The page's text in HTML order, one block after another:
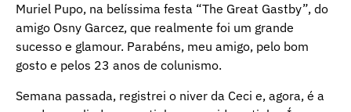
Muriel Pupo, na belíssima festa “The Great Gastby”, do
amigo Osny Garcez, que realmente foi um grande
sucesso e glamour. Parabéns, meu amigo, pelo bom
gosto e pelos 23 anos de colunismo.
Semana passada, registrei o niver da Ceci e, agora, é a